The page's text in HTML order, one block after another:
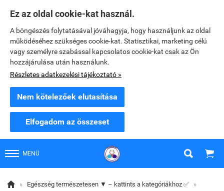
Ez az oldal cookie-kat használ.
A böngészés folytatásával jóváhagyja, hogy használjunk az oldal
működéséhez szükséges cookie-kat. Statisztikai, marketing célú
vagy személyre szabással kapcsolatos cookie-kat csak az Ön
hozzájárulása után használunk.
Részletes adatkezelési tájékoztató »
Nem kötelezőek elutasítása
Elfogadom az összeset
MENÜ  
 » Egészség természetesen ▼ – kattints a kategóriákhoz ✅ »